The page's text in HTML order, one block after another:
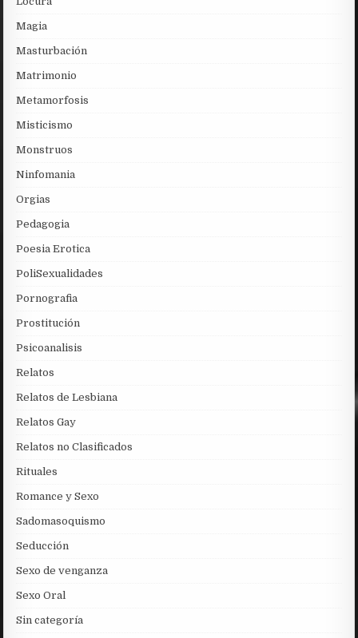
Magia
Masturbación
Matrimonio
Metamorfosis
Misticismo
Monstruos
Ninfomania
Orgias
Pedagogia
Poesia Erotica
PoliSexualidades
Pornografia
Prostitución
Psicoanalisis
Relatos
Relatos de Lesbiana
Relatos Gay
Relatos no Clasificados
Rituales
Romance y Sexo
Sadomasoquismo
Seducción
Sexo de venganza
Sexo Oral
Sin categoría